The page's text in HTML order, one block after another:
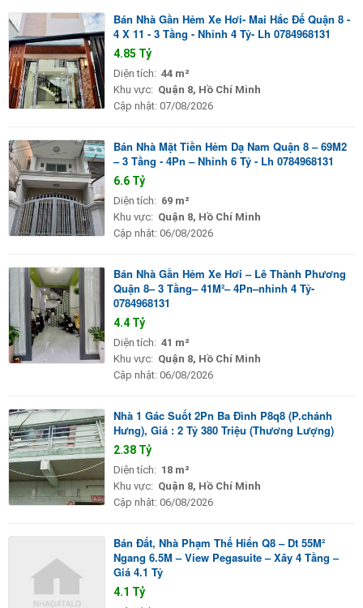
Bán Nhà Gần Hẻm Xe Hơi- Mai Hắc Đế Quận 8 -
4 X 11 - 3 Tầng - Nhỉnh 4 Tỷ- Lh 0784968131
4.85 Tỷ
Diện tích: 44 m²
Khu vực: Quận 8, Hồ Chí Minh
Cập nhật: 07/08/2026
Bán Nhà Mặt Tiền Hẻm Dạ Nam Quận 8 – 69M2
– 3 Tầng - 4Pn – Nhỉnh 6 Tỷ - Lh 0784968131
6.6 Tỷ
Diện tích: 69 m²
Khu vực: Quận 8, Hồ Chí Minh
Cập nhật: 06/08/2026
Bán Nhà Gần Hẻm Xe Hơi – Lê Thành Phương
Quận 8– 3 Tầng– 41M²– 4Pn–nhỉnh 4 Tỷ-
0784968131
4.4 Tỷ
Diện tích: 41 m²
Khu vực: Quận 8, Hồ Chí Minh
Cập nhật: 06/08/2026
Nhà 1 Gác Suốt 2Pn Ba Đình P8q8 (P.chánh
Hưng), Giá : 2 Tỷ 380 Triệu (Thương Lượng)
2.38 Tỷ
Diện tích: 18 m²
Khu vực: Quận 8, Hồ Chí Minh
Cập nhật: 06/08/2026
Bán Đất, Nhà Phạm Thế Hiển Q8 – Dt 55M²
Ngang 6.5M – View Pegasuite – Xây 4 Tầng –
Giá 4.1 Tỷ
4.1 Tỷ